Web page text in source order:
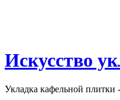
Искусство
Укладка кафельной плитки